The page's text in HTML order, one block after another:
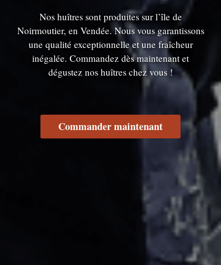
Nos huîtres sont produites sur l’île de
Noirmoutier, en Vendée. Nous vous garantissons
une qualité exceptionnelle et une fraîcheur
inégalée. Commandez dès maintenant et
dégustez nos huîtres chez vous !
Commander maintenant